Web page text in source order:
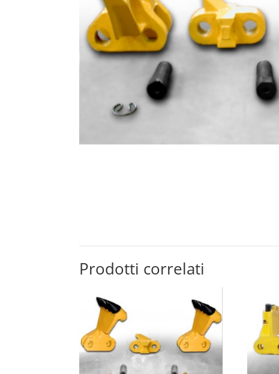
Prodotti correlati